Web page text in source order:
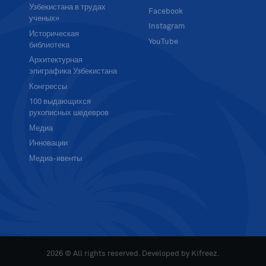
Узбекистана в трудах
ученых»
Историческая
библиотека
Архитектурная
эпиграфика Узбекистана
Конгрессы
100 выдающихся
рукописных шедевров
Медиа
Инновации
Медиа-ивенты
Facebook
Instagram
YouTube
2026 © All rights reserved. Developed by Kifreez.